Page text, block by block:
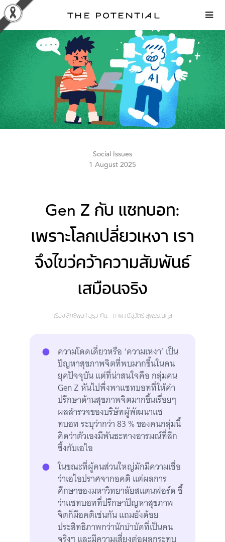
Skip
to
content
Social Issues
1 August 2025
Gen Z กับ แชทบอท:
เพราะโลกเปลี่ยวเหงา เรา
จึงไขว่คว้าความสัมพันธ์
เสมือนจริง
เรื่อง สิทธิพงศ์ อุรุวาทิน ภาพ ณัฐวัตร์ สุพรรณกูล
ความโดดเดี่ยวหรือ ‘ความเหงา’ เป็น
ปัญหาสุขภาพจิตที่พบมากขึ้นในคน
ยุคปัจจุบัน แต่ที่น่าสนใจคือ กลุ่มคน
Gen Z หันไปพึ่งพาแชทบอทที่ให้คำ
ปรึกษาด้านสุขภาพจิตมากขึ้นเรื่อยๆ
ผลสำรวจของบริษัทผู้พัฒนาแช
ทบอท ระบุว่ากว่า 83 % ของคนกลุ่มนี้
คิดว่าตัวเองมีพันธะทางอารมณ์ที่ลึก
ซึ้งกับเอไอ
ในขณะที่ผู้คนส่วนใหญ่มักมีความเชื่อ
ว่าเอไอปราศจากอคติ แต่ผลการ
ศึกษาของมหาวิทยาลัยสแตนฟอร์ด ชี้
ว่าแชทบอทที่ปรึกษาปัญหาสุขภาพ
จิตก็มีอคติเช่นกัน แถมยังด้อย
ประสิทธิภาพกว่านักบำบัดที่เป็นคน